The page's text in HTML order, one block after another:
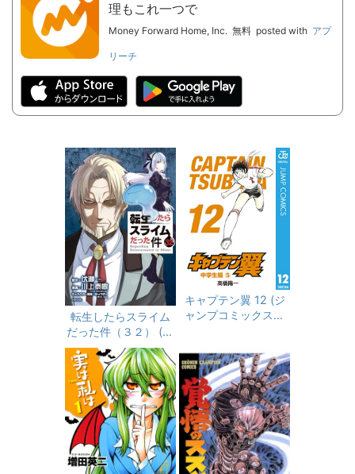
理もこれ一つで
Money Forward Home, Inc. 無料 posted with アプ
リーチ
転生したらスライム
だった件（３２） (シ
リウスコミックス)
キャプテン翼 12 (ジ
ャンプコミックスDI